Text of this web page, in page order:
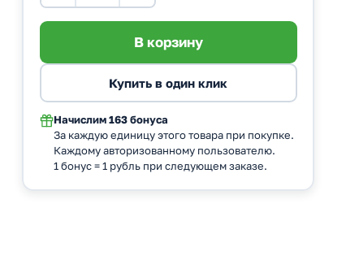
Начислим 163 бонуса
За каждую единицу этого товара при покупке.
Каждому авторизованному пользователю.
1 бонус = 1 рубль при следующем заказе.